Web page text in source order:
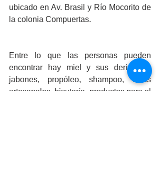
ubicado en Av. Brasil y Río Mocorito de
la colonia Compuertas.
Entre lo que las personas pueden
encontrar hay miel y sus derivados,
jabones, propóleo, shampoo, velas
artesanales, bisutería, productos para el